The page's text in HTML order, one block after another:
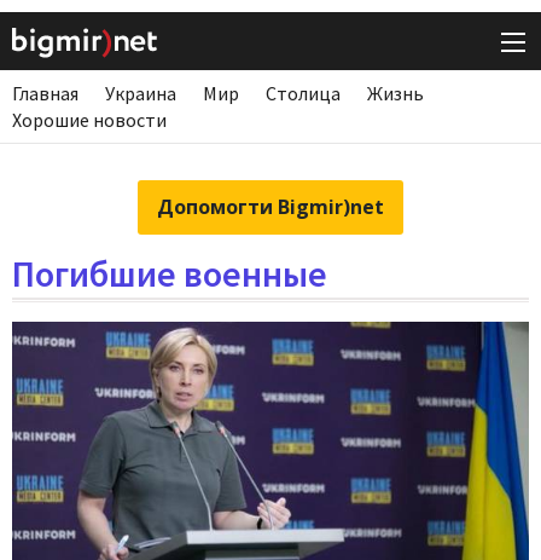
Главная Украина Мир Столица
Жизнь
Хорошие новости
Допомогти Bigmir)net
Погибшие военные